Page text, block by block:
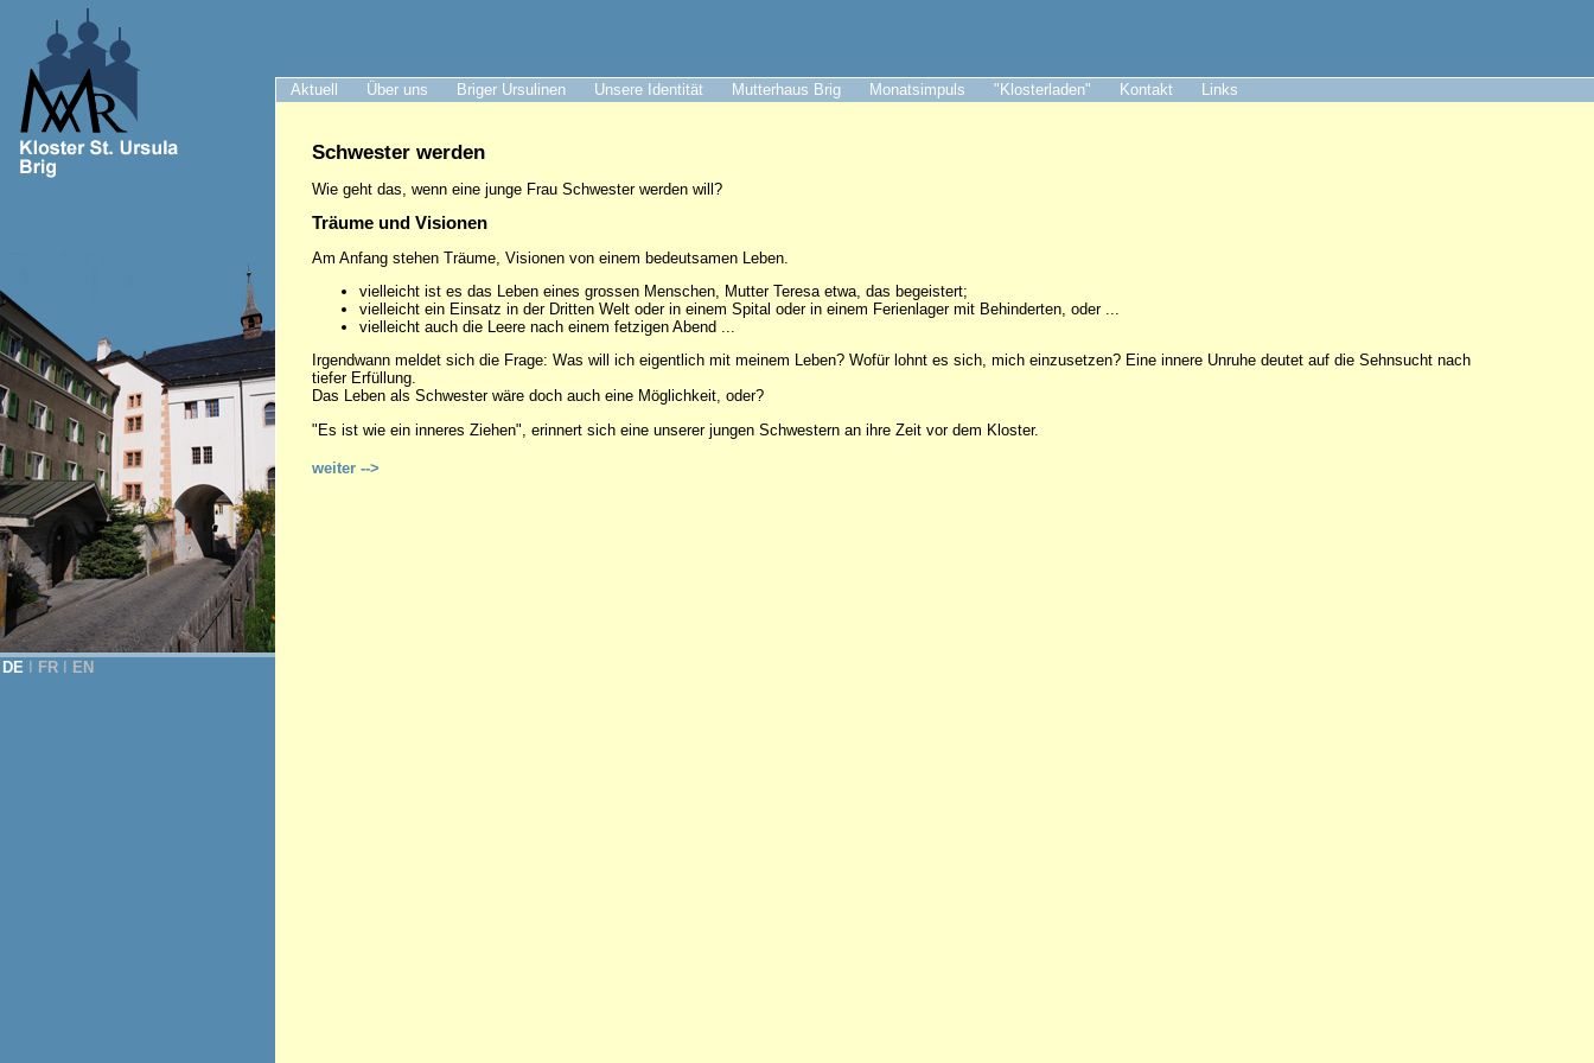
Aktuell Über uns Briger Ursulinen Unsere Identität Mutterhaus Brig Monatsimpuls "Klosterladen" Kontakt Links
DE FR EN
Schwester werden
Wie geht das, wenn eine junge Frau Schwester werden will?
Träume und Visionen
Am Anfang stehen Träume, Visionen von einem bedeutsamen Leben.
vielleicht ist es das Leben eines grossen Menschen, Mutter Teresa etwa, das begeistert;
vielleicht ein Einsatz in der Dritten Welt oder in einem Spital oder in einem Ferienlager mit Behinderten, oder ...
vielleicht auch die Leere nach einem fetzigen Abend ...
Irgendwann meldet sich die Frage: Was will ich eigentlich mit meinem Leben? Wofür lohnt es sich, mich einzusetzen? Eine innere Unruhe deutet auf die Sehnsucht nach
tiefer Erfüllung.
Das Leben als Schwester wäre doch auch eine Möglichkeit, oder?
"Es ist wie ein inneres Ziehen", erinnert sich eine unserer jungen Schwestern an ihre Zeit vor dem Kloster.
weiter -->